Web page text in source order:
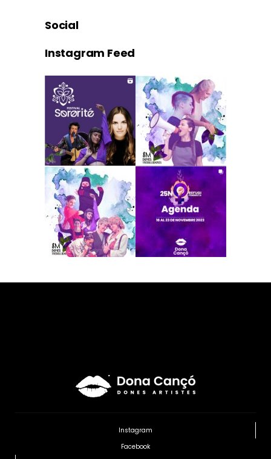
Social
Instagram Feed
Instagram
Facebook